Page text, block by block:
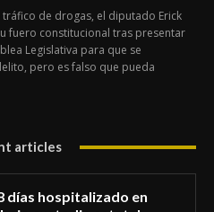
de drogas, el diputado Erick
fuero constitucional tras presentar
Legislativa para que se
pero es falso que pueda
articles
días hospitalizado en